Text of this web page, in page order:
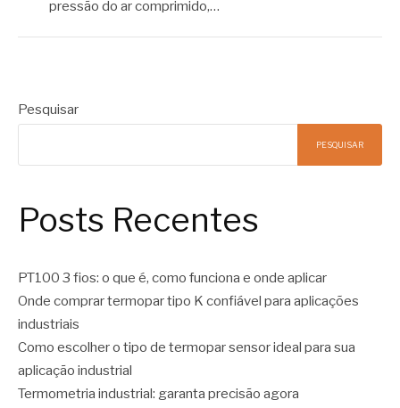
pressão do ar comprimido,…
Pesquisar
PESQUISAR
Posts Recentes
PT100 3 fios: o que é, como funciona e onde aplicar
Onde comprar termopar tipo K confiável para aplicações
industriais
Como escolher o tipo de termopar sensor ideal para sua
aplicação industrial
Termometria industrial: garanta precisão agora